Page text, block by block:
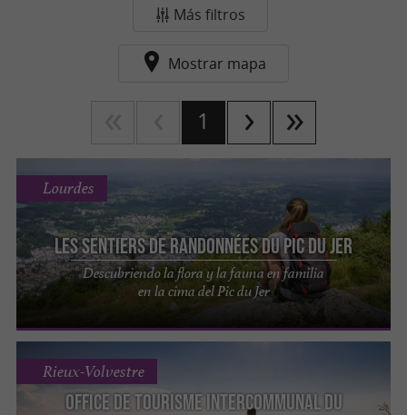
Más filtros
Mostrar mapa
1
Les sentiers de randonnées du Pic du Jer
Descubriendo la flora y la fauna en familia
en la cima del Pic du Jer
Lourdes
Office de tourisme intercommunal du
Rieux-Volvestre